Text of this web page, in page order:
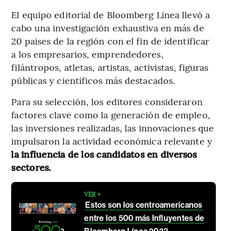
El equipo editorial de Bloomberg Línea llevó a
cabo una investigación exhaustiva en más de
20 países de la región con el fin de identificar
a los empresarios, emprendedores,
filántropos, atletas, artistas, activistas, figuras
públicas y científicos más destacados.
Para su selección, los editores consideraron
factores clave como la generación de empleo,
las inversiones realizadas, las innovaciones que
impulsaron la actividad económica relevante y
la influencia de los candidatos en diversos
sectores.
VER +
Estos son los centroamericanos
entre los 500 más Influyentes de